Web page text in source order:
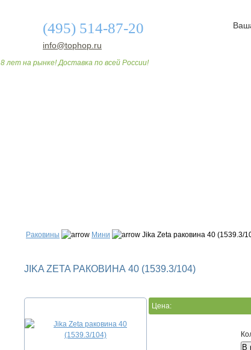
(495) 514-87-20
info@tophop.ru
8 лет на рынке! Доставка по всей России!
Раковины Мини Jika Zeta раковина 40 (1539.3/
JIKA ZETA РАКОВИНА 40 (1539.3/104)
Цена: